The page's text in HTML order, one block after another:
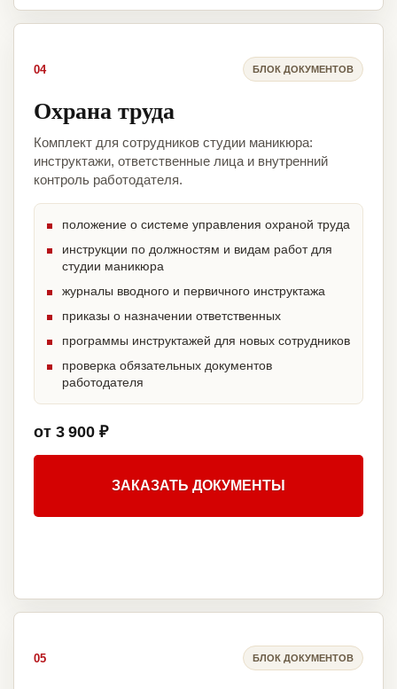
04 БЛОК ДОКУМЕНТОВ
Охрана труда
Комплект для сотрудников студии маникюра:
инструктажи, ответственные лица и внутренний
контроль работодателя.
положение о системе управления охраной труда
инструкции по должностям и видам работ для
студии маникюра
журналы вводного и первичного инструктажа
приказы о назначении ответственных
программы инструктажей для новых сотрудников
проверка обязательных документов
работодателя
от 3 900 ₽
ЗАКАЗАТЬ ДОКУМЕНТЫ
05 БЛОК ДОКУМЕНТОВ